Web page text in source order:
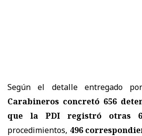
Según el detalle entregado
Carabineros concretó 656
que la PDI registró otras
procedimientos, 496